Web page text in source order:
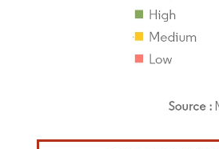
Imagen © Mordor Intelligence. El uso